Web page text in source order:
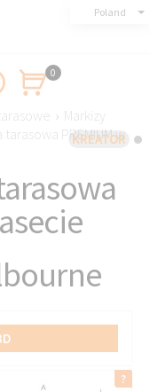
KREATOR
Poland
0
› Markizy
tarasowa PREMIUM w